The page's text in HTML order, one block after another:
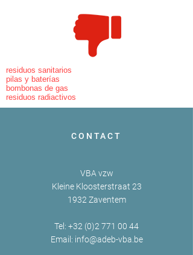
residuos sanitarios
pilas y baterías
bombonas de gas
residuos radiactivos
CONTACT
VBA vzw
Kleine Kloosterstraat 23
1932 Zaventem
Tel: +32 (0)2 771 00 44
Email: info@adeb-vba.be